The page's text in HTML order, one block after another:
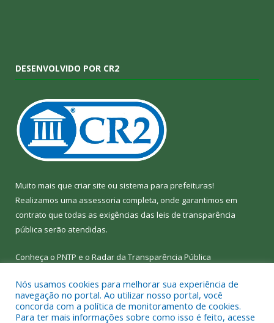
DESENVOLVIDO POR CR2
Muito mais que criar site ou sistema para prefeituras!
Realizamos uma assessoria completa, onde garantimos em
contrato que todas as exigências das leis de transparência
pública serão atendidas.
Conheça o PNTP e o Radar da Transparência Pública
Nós usamos cookies para melhorar sua experiência de
navegação no portal. Ao utilizar nosso portal, você
concorda com a política de monitoramento de cookies.
Para ter mais informações sobre como isso é feito, acesse